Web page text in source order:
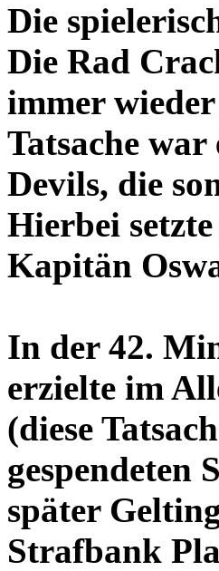
Die
Die Rad
immer
Tatsache
Devils, die
Hierbei
Kapitän
In der 42.
erzielte im
(diese
gespendeten
später
Strafbank